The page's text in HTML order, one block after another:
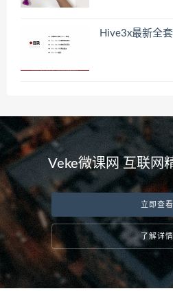
Hive3x最新全
Veke微课网 互联网
立即查看
了解详情